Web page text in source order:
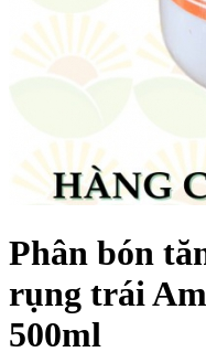
Phân bón
rụng trái
500ml